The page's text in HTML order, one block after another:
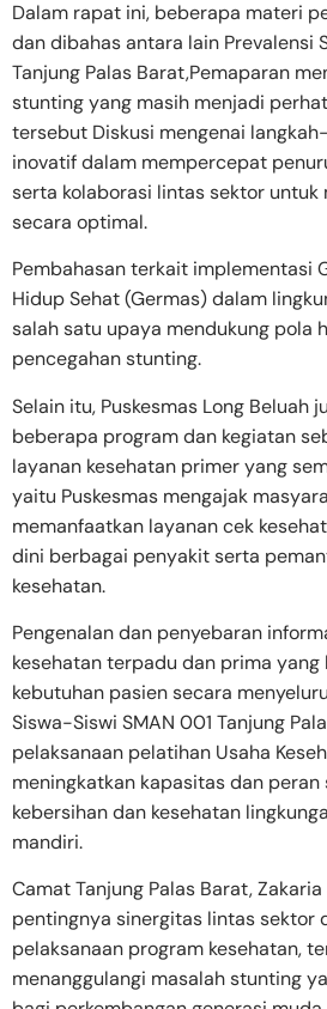
Dalam rapat ini, beberapa materi
dan dibahas antara lain Prevalensi
Tanjung Palas Barat,Pemaparan
stunting yang masih menjadi
tersebut Diskusi mengenai
inovatif dalam mempercepat
serta kolaborasi lintas sektor untuk
secara optimal.
Pembahasan terkait implementasi
Hidup Sehat (Germas) dalam
salah satu upaya mendukung pola
pencegahan stunting.
Selain itu, Puskesmas Long Beluah
beberapa program dan kegiatan
layanan kesehatan primer yang
yaitu Puskesmas mengajak
memanfaatkan layanan cek
dini berbagai penyakit serta
kesehatan.
Pengenalan dan penyebaran
kesehatan terpadu dan prima
kebutuhan pasien secara
Siswa-Siswi SMAN 001 Tanjung
pelaksanaan pelatihan Usaha
meningkatkan kapasitas dan peran
kebersihan dan kesehatan
mandiri.
Camat Tanjung Palas Barat,
pentingnya sinergitas lintas sektor
pelaksanaan program kesehatan,
menanggulangi masalah stunting